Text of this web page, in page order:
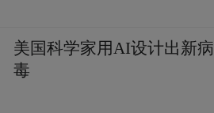
美国科学家用AI设计出新病
毒